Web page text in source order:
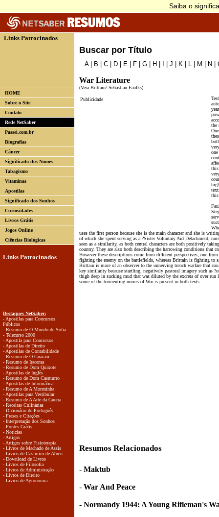
Links Patrocinados
HOME
Sobre o Site
Contato
Rede NetSaber
Passei.com.br
Biografias
Câncer
Significado dos Nomes
Tabagismo
Vitaminas
Apostilas
Significado dos Sonhos
Curiosidades
Livros Grátis
Jogos Online
Ciências Biológicas
Links Patrocinados
Destaques NetSaber:
- Apostilas para Concursos
Públicos
- Resumo de O Mundo de Sofia
- Telecurso 2000
- Apostila para Concursos
- Apostilas de Direito
- Apostilas de Contabilidade
- Resumo de O Guarani
- Resumo de Iracema
- Resumo de Dom Quixote
- Apostilas de Inglês
- Resumo de Dom Casmurro
- Apostilas de Informática
- Resumo de A Moreninha
- Apostilas para Vestibular
- Resumo de A Arte da Guerra
- Receitas Culinárias
- Dicionário de Português
- Frases e Citações
- Interpretação dos Sonhos
- Fontes Grátis
- Notícias
- Artigos
- Artigos sobre Fisioterapia
- Livros de Machado de Assis
- Livros de Casimiro de Abreu
- Download de Livros
- Livros de Filosofia
- Livros de Administração
- Livros de Direito
- Livros de Agronomia
Buscar por Título
A| B C D E F G H J K L M N
War Literature
(Vera Brittain/ Sebastian Faulks)
Publicidade
the
this
this
uses the first person because she is the main character and she is
of which she spent serving as a ?Sister Voluntary Aid Detachment,
seen as a similarity, as both central characters are both positively
country. They are also both describing the harrowing conditions that
However these descriptions come from different perspectives, one
fighting the enemy on the battlefields, whereas Brittain is fighting to
Brittain is more of an observer to the unnerving trench warfare that
key similarity because startling, negatively pastoral imagery such as
thigh deep in sucking mud that was diluted by the excreta of over run
some of the tormenting norms of War is present in both texts.
Resumos Relacionados
- Maktub
- War And Peace
- Normandy 1944: A Young Rifleman's